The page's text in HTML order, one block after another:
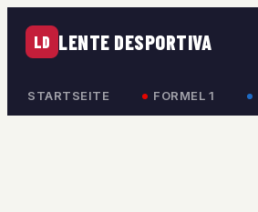
LD LENTE DESPORTIVA
STARTSEITE FORMEL 1